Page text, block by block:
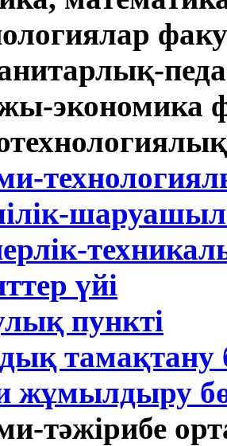
экономика
үйі
пункті
тамақтану
жұмылдыру
тәжірибе